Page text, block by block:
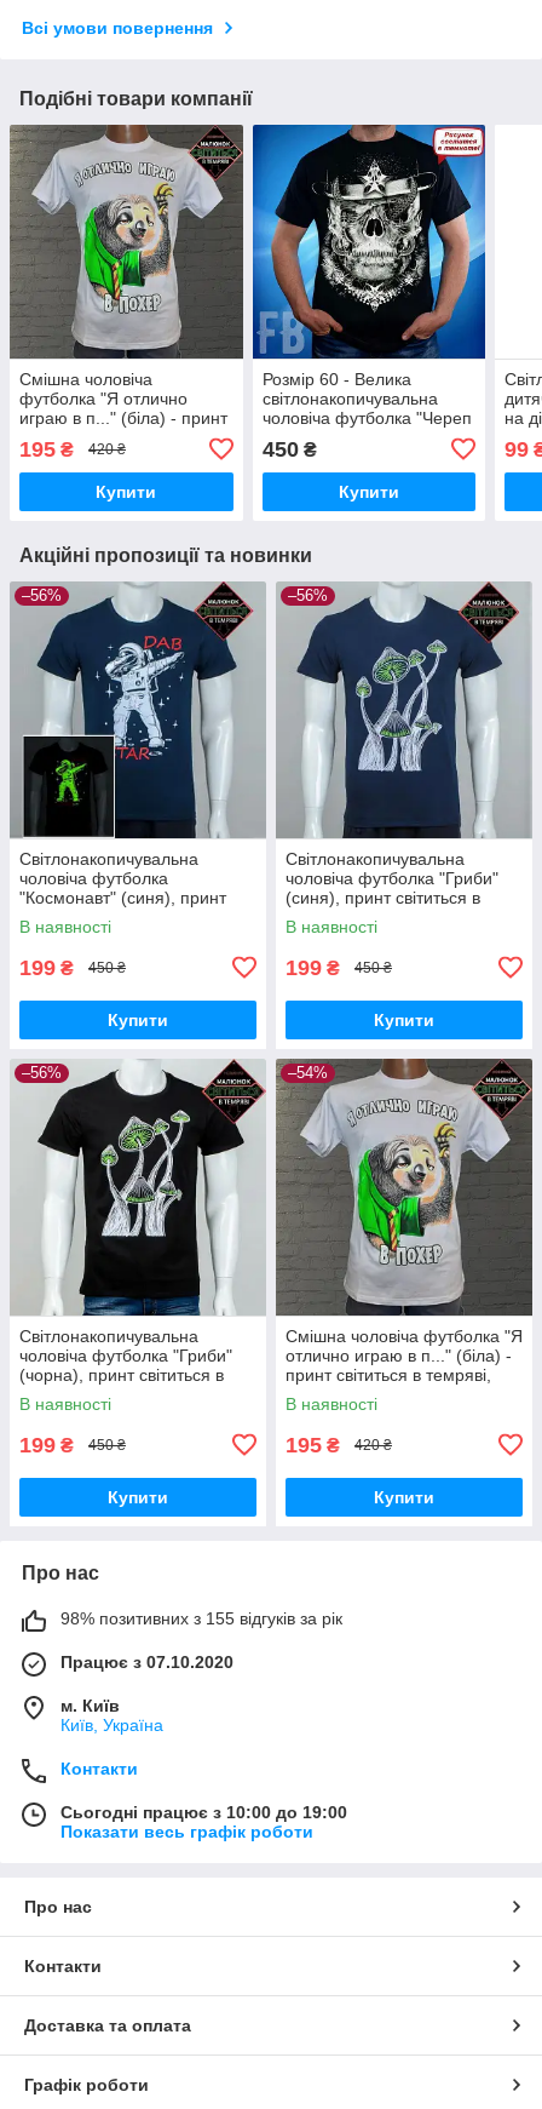
Всі умови повернення
Подібні товари компанії
Смішна чоловіча
футболка "Я отлично
играю в п..." (біла) - принт
футболки з прикольними
написами L
195 ₴ 420 ₴
Купити
Розмір 60 - Велика
світлонакопичувальна
чоловіча футболка "Череп
світиться в темряві
450₴
Купити
на
98
99
Акційні пропозиції та новинки
–56%
Cвітлонакопичувальна
чоловіча футболка
"Космонавт" (синя), принт
світиться в темряві 2XL
В наявності
199 ₴ 450 ₴
Купити
–56%
Cвітлонакопичувальна
чоловіча футболка "Гриби"
(синя), принт світиться в
темряві 2XL
В наявності
199 ₴ 450 ₴
Купити
–56%
Cвітлонакопичувальна
чоловіча футболка "Гриби"
(чорна), принт світиться в
темряві 2XL
В наявності
199 ₴ 450 ₴
Купити
–54%
Смішна чоловіча футболка "Я
отлично играю в п..." (біла) -
принт світиться в темряві,
футболки з прикольними
написами L
В наявності
195 ₴ 420 ₴
Купити
Про нас
98% позитивних з 155 відгуків за рік
Працює з 07.10.2020
м. Київ
Київ, Україна
Контакти
Сьогодні працює з 10:00 до 19:00
Показати весь графік роботи
Про нас
Контакти
Доставка та оплата
Графік роботи